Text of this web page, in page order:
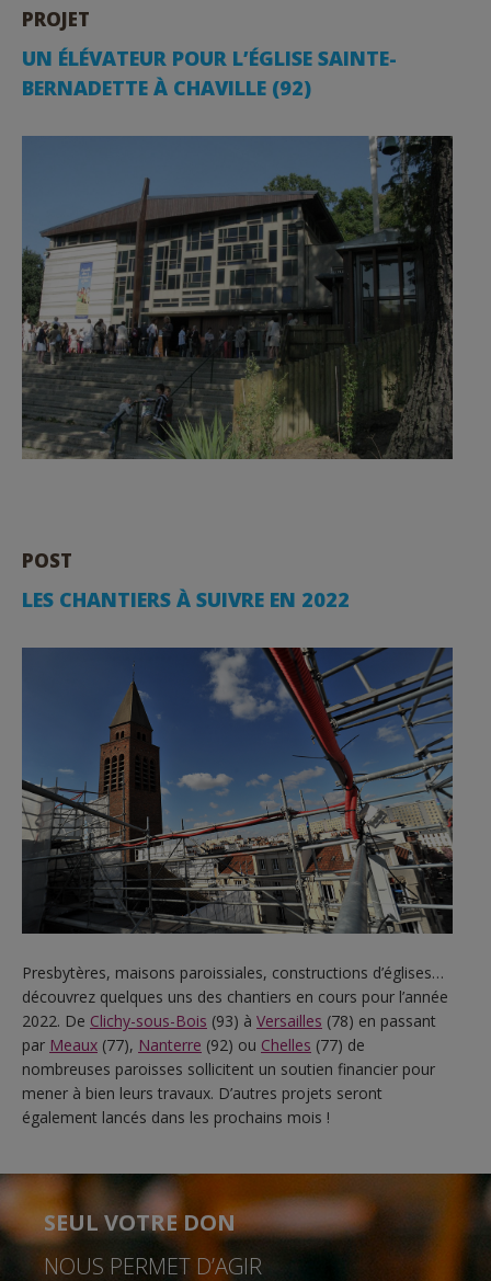
PROJET
UN ÉLÉVATEUR POUR L’ÉGLISE SAINTE-
BERNADETTE À CHAVILLE (92)
POST
LES CHANTIERS À SUIVRE EN 2022
Presbytères, maisons paroissiales, constructions d’églises…
découvrez quelques uns des chantiers en cours pour l’année
2022. De Clichy-sous-Bois (93) à Versailles (78) en passant
par Meaux (77), Nanterre (92) ou Chelles (77) de
nombreuses paroisses sollicitent un soutien financier pour
mener à bien leurs travaux. D’autres projets seront
également lancés dans les prochains mois !
SEUL VOTRE DON
NOUS PERMET D’AGIR